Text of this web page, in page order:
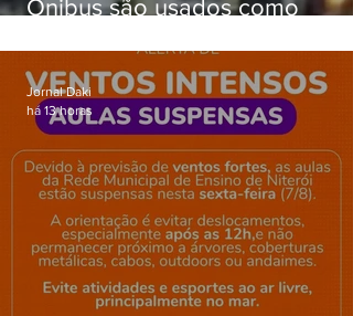
Ônibus são usados como
Gardênia Azul
Jornal Daki
há 13 horas